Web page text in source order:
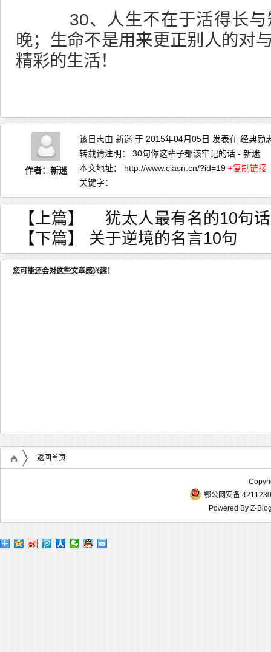
30、人生不在于活得长与
晚；生命不是用来更正别人的对
精彩的生活！
作者：新迷
该日志由 新迷 于 2015年04月05日 发表在 经典励
转载请注明： 30句你这辈子都该牢记的话 - 新迷
本文地址： http://www.ciasn.cn/?id=19 +复制链接
关键字：
【上篇】
犹太人最有名的10句
【下篇】 关于逆境的名言10句
您可能还会对这些文章感兴趣！
返回首页
鄂公网安备
Powered By Z-